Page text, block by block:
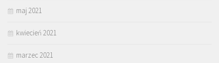
maj 2021
kwiecień 2021
marzec 2021